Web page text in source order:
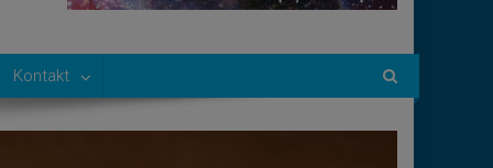
Kontakt